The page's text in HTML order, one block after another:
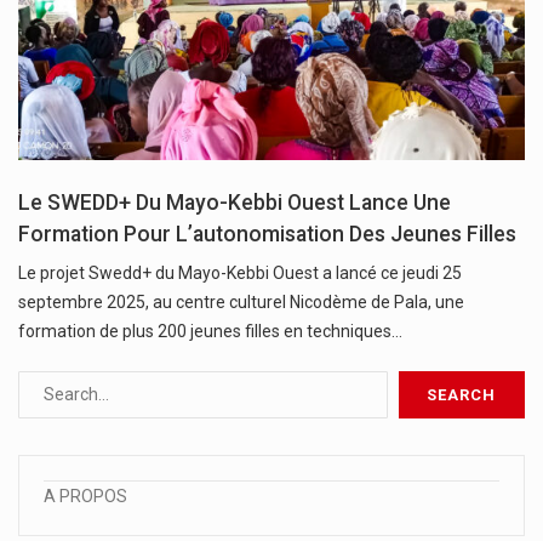
Le SWEDD+ Du Mayo-Kebbi Ouest Lance Une
Formation Pour L’autonomisation Des Jeunes Filles
Le projet Swedd+ du Mayo-Kebbi Ouest a lancé ce jeudi 25
septembre 2025, au centre culturel Nicodème de Pala, une
formation de plus 200 jeunes filles en techniques…
A PROPOS